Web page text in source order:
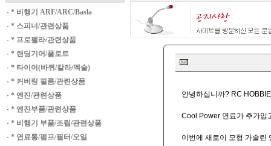
· * 비행기 ARF/ARC/Basla
· * 스피너/관련상품
· * 프로펠라/관련상품
· * 랜딩기어/플로트
· * 타이어(바퀴/칼라/엑슬)
· * 커버링 필름/관련상품
· * 엔진/관련상품
· * 엔진부품/관련상품
· * 비행기 부품/조립/관련상품
· * 연료통/펌프/필터/오일
안녕하십니까? RC
Cool Power 연료가 추가입
이번에 새로이 모형 가솔린